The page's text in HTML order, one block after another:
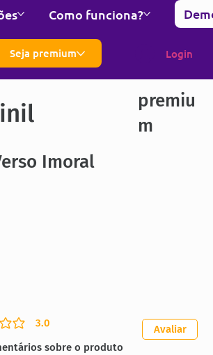
Como funciona?
Seja premium Login
premiu
m
Imoral
3.0
média é 3 de 5
sobre o produto
Avaliar